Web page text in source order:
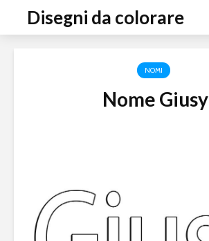
Disegni da colorare
NOMI
Nome Giusy